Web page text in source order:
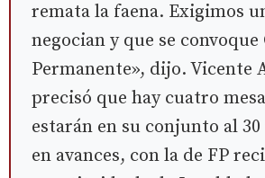
remata la faena. Exigimos
negocian y que se
Permanente», dijo. Vicente
precisó que hay cuatro
estarán en su conjunto al
en avances, con la de FP